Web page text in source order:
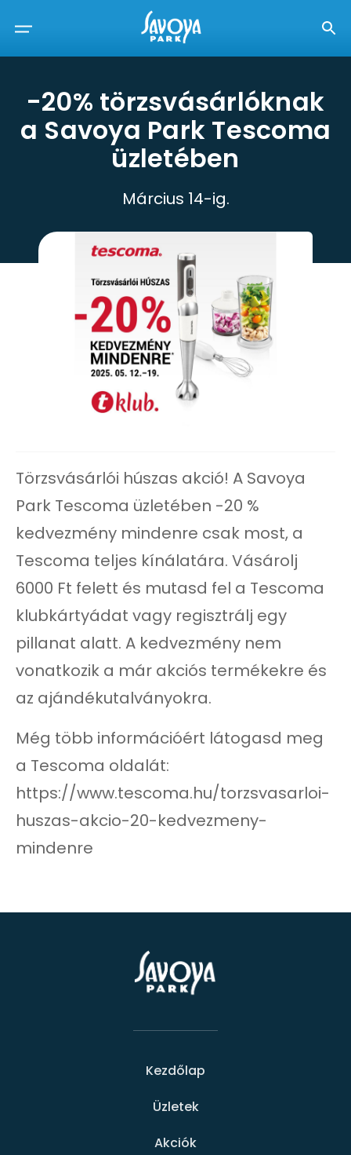
-20% törzsvásárlóknak
a Savoya Park Tescoma
üzletében
Március 14-ig.
Törzsvásárlói húszas akció! A Savoya
Park Tescoma üzletében -20 %
kedvezmény mindenre csak most, a
Tescoma teljes kínálatára. Vásárolj
6000 Ft felett és mutasd fel a Tescoma
klubkártyádat vagy regisztrálj egy
pillanat alatt. A kedvezmény nem
vonatkozik a már akciós termékekre és
az ajándékutalványokra.
Még több információért látogasd meg
a Tescoma oldalát:
https://www.tescoma.hu/torzsvasarloi-
huszas-akcio-20-kedvezmeny-
mindenre
Kezdőlap
Üzletek
Akciók